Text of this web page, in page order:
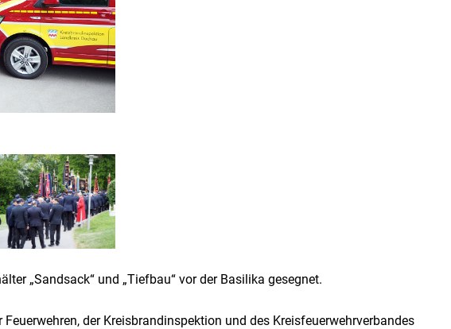
„Sandsack“ und „Tiefbau“ vor der Basilika gesegnet.
der Kreisbrandinspektion und des Kreisfeuerwehrverbandes